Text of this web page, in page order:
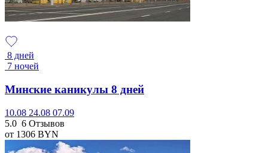
8 дней
7 ночей
Минские каникулы 8 дней
10.08 24.08 07.09
5.0 6 Отзывов
от 1306 BYN